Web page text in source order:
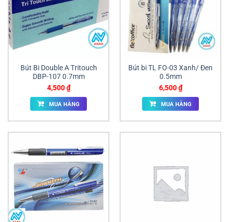
Bút Bi Double A Tritouch
DBP-107 0.7mm
4,500₫
MUA HÀNG
Bút bi TL FO-03 Xanh/ Đen
0.5mm
6,500₫
MUA HÀNG